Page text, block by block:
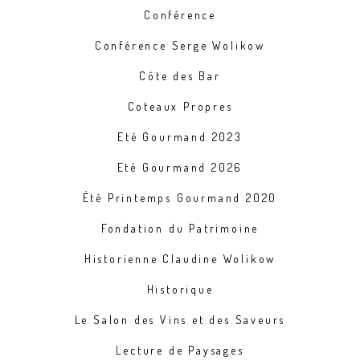
Conférence
Conférence Serge Wolikow
Côte des Bar
Coteaux Propres
Eté Gourmand 2023
Eté Gourmand 2026
Été Printemps Gourmand 2020
Fondation du Patrimoine
Historienne Claudine Wolikow
Historique
Le Salon des Vins et des Saveurs
Lecture de Paysages